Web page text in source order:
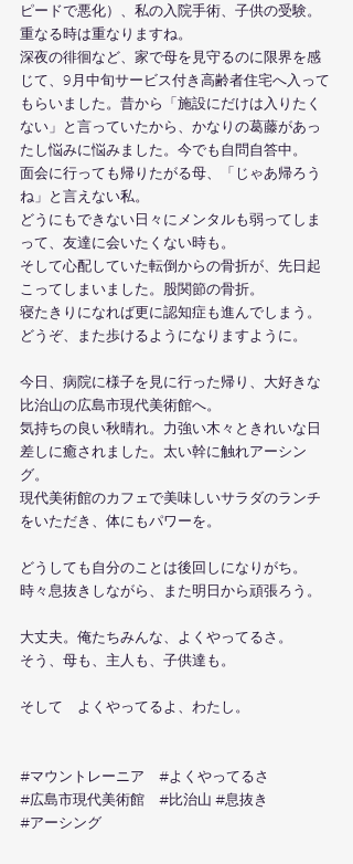
ピードで悪化）、私の入院手術、子供の受験。
重なる時は重なりますね。
深夜の徘徊など、家で母を見守るのに限界を感
じて、9月中旬サービス付き高齢者住宅へ入って
もらいました。昔から「施設にだけは入りたく
ない」と言っていたから、かなりの葛藤があっ
たし悩みに悩みました。今でも自問自答中。
面会に行っても帰りたがる母、「じゃあ帰ろう
ね」と言えない私。
どうにもできない日々にメンタルも弱ってしま
って、友達に会いたくない時も。
そして心配していた転倒からの骨折が、先日起
こってしまいました。股関節の骨折。
寝たきりになれば更に認知症も進んでしまう。
どうぞ、また歩けるようになりますように。
今日、病院に様子を見に行った帰り、大好きな
比治山の広島市現代美術館へ。
気持ちの良い秋晴れ。力強い木々ときれいな日
差しに癒されました。太い幹に触れアーシン
グ。
現代美術館のカフェで美味しいサラダのランチ
をいただき、体にもパワーを。
どうしても自分のことは後回しになりがち。
時々息抜きしながら、また明日から頑張ろう。
大丈夫。俺たちみんな、よくやってるさ。
そう、母も、主人も、子供達も。
そして　よくやってるよ、わたし。
#マウントレーニア
#よくやってるさ
#広島市現代美術館
#比治山 #息抜き
#アーシング